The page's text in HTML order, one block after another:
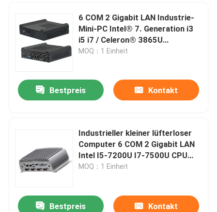
6 COM 2 Gigabit LAN Industrie-
Mini-PC Intel® 7. Generation i3
i5 i7 / Celeron® 3865U
Eingebettet Computer
MOQ：1 Einheit
Bestpreis Kontakt
Industrieller kleiner lüfterloser
Computer 6 COM 2 Gigabit LAN
Intel I5-7200U I7-7500U CPU
der 7. Generation
MOQ：1 Einheit
Bestpreis Kontakt